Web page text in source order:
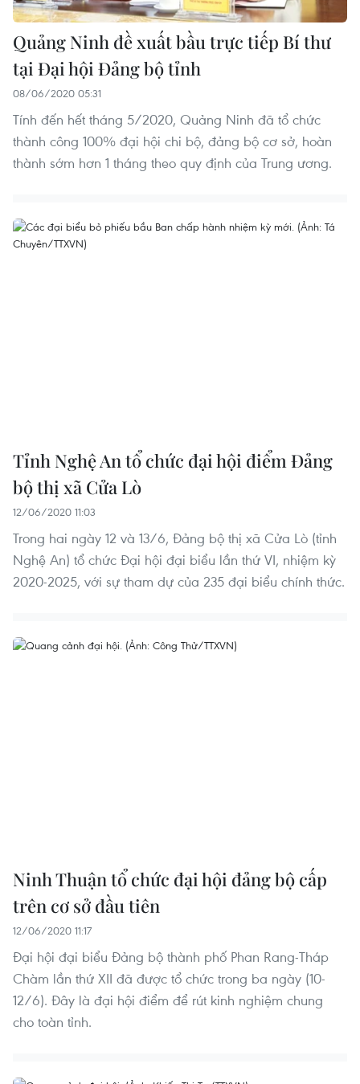
Quảng Ninh đề xuất bầu trực tiếp Bí thư
tại Đại hội Đảng bộ tỉnh
08/06/2020 05:31
Tính đến hết tháng 5/2020, Quảng Ninh đã tổ chức
thành công 100% đại hội chi bộ, đảng bộ cơ sở, hoàn
thành sớm hơn 1 tháng theo quy định của Trung ương.
Tỉnh Nghệ An tổ chức đại hội điểm Đảng
bộ thị xã Cửa Lò
12/06/2020 11:03
Trong hai ngày 12 và 13/6, Đảng bộ thị xã Cửa Lò (tỉnh
Nghệ An) tổ chức Đại hội đại biểu lần thứ VI, nhiệm kỳ
2020-2025, với sự tham dự của 235 đại biểu chính thức.
Ninh Thuận tổ chức đại hội đảng bộ cấp
trên cơ sở đầu tiên
12/06/2020 11:17
Đại hội đại biểu Đảng bộ thành phố Phan Rang-Tháp
Chàm lần thứ XII đã được tổ chức trong ba ngày (10-
12/6). Đây là đại hội điểm để rút kinh nghiệm chung
cho toàn tỉnh.